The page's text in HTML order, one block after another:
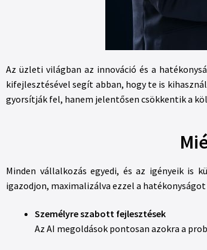
Az üzleti világban az innováció és a
kifejlesztésével segít abban, hogy te is
gyorsítják fel, hanem jelentősen csökkentik a
Minden vállalkozás egyedi, és az igényeik is
igazodjon, maximalizálva ezzel a
Személyre szabott fejlesztések
Az AI megoldások pontosan azokra a